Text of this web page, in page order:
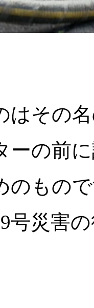
はその
ーの前
のもの
号災害